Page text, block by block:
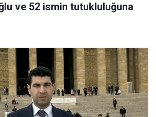
ve 52 ismin tutukluluğuna